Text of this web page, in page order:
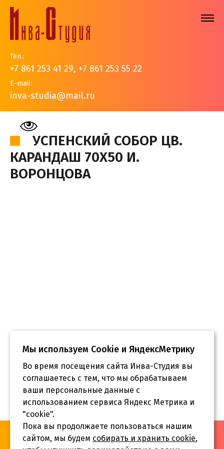
Тел.:
+7 861 253 41 29, +7 861 253 55 22
E-mail:
inva-studia@mail.ru
На главную > Наши работы > Золотые купола >
УСПЕНСКИЙ СОБОР ЦВ.
КАРАНДАШ 70Х50 И.
ВОРОНЦОВА
«Инва-Студия. Академия. Центр социальной реабилитации»,
© 2026 г.
Мы используем Сookie и ЯндексМетрику
Во время посещения сайта Инва-Студия вы
соглашаетесь с тем, что мы обрабатываем
ваши персональные данные с
использованием сервиса Яндекс Метрика и
"cookie".
Пока вы продолжаете пользоваться нашим
сайтом, мы будем собирать и хранить cookie,